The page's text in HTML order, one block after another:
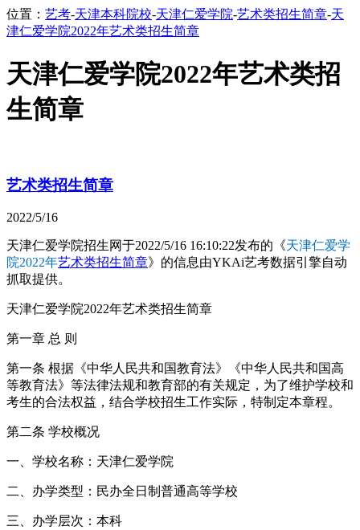
位置： 艺考-天津本科院校-天津仁爱学院-艺术类招生简章-天
津仁爱学院2022年艺术类招生简章
天津仁爱学院2022年艺术类招
生简章
艺术类招生简章
2022/5/16
天津仁爱学院招生网于2022/5/16 16:10:22发布的《天津仁爱学
院2022年艺术类招生简章》的信息由YKAi艺考数据引擎自动
抓取提供。
天津仁爱学院2022年艺术类招生简章
第一章 总 则
第一条 根据《中华人民共和国教育法》《中华人民共和国高
等教育法》等法律法规和教育部的有关规定，为了维护学校和
考生的合法权益，结合学校招生工作实际，特制定本章程。
第二条 学校概况
一、学校名称：天津仁爱学院
二、办学类型：民办全日制普通高等学校
三、办学层次：本科